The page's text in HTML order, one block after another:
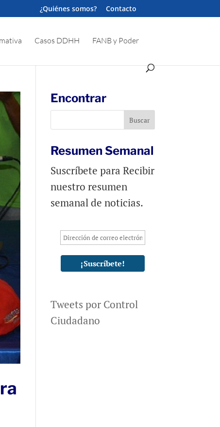
¿Quiénes somos? Contacto
Casos DDHH FANB y Poder
Encontrar
Resumen Semanal
Suscríbete para Recibir
nuestro resumen
semanal de noticias.
Tweets por Control
Ciudadano